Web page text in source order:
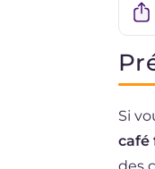
Si
café